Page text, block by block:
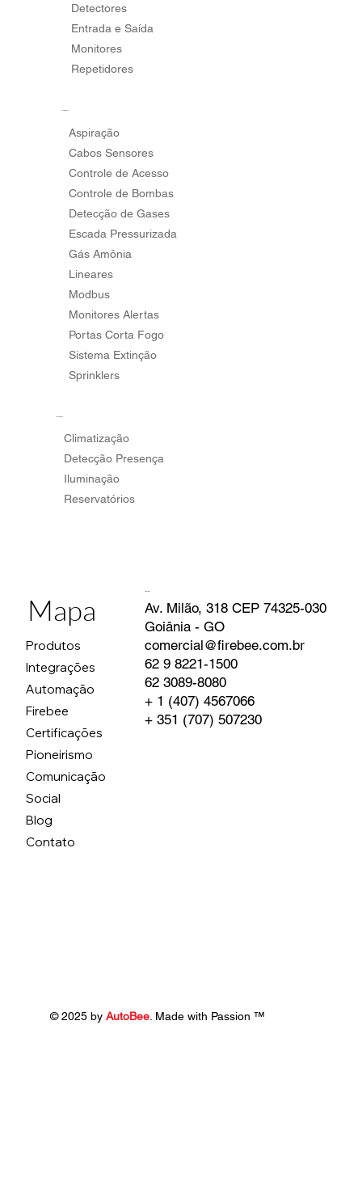
Mapa
Produtos
Integrações
Automação
Firebee
Certificações
Pioneirismo
Comunicação
Social
Blog
Contato
Av. Milão, 318 CEP 74325-030
Goiânia - GO
comercial@firebee.com.br
62 9 8221-1500
62 3089-8080
+ 1 (407) 4567066
+ 351 (707) 507230
© 2025 byAutoBee. Made with Passion™
Detectores
Entrada e Saída
Monitores
Repetidores
Aspiração
Cabos Sensores
Controle de Acesso
Controle de Bombas
Detecção de Gases
Escada Pressurizada
Gás Amônia
Lineares
Modbus
Monitores Alertas
Portas Corta Fogo
Sistema Extinção
Sprinklers
Climatização
Detecção Presença
Iluminação
Reservatórios